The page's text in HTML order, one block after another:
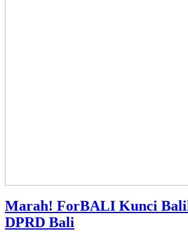
Marah! ForBALI Kunci
DPRD Bali